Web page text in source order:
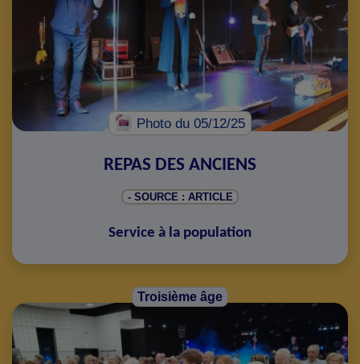
Photo du 05/12/25
REPAS DES ANCIENS
- SOURCE : ARTICLE
Service à la population
Troisième âge